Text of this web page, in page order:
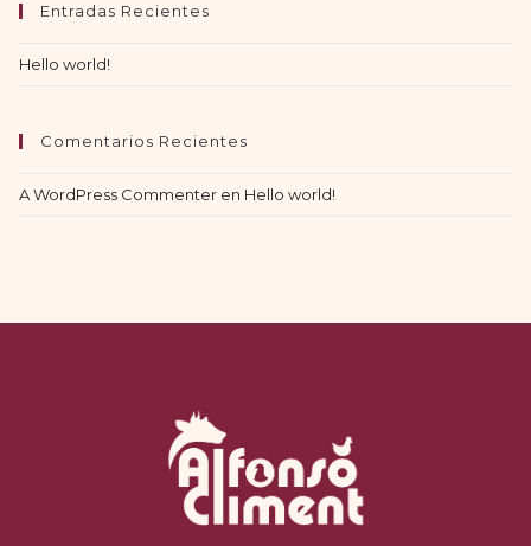
Entradas Recientes
Hello world!
Comentarios Recientes
A WordPress Commenter en Hello world!